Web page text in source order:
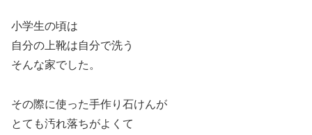
小学生の頃は
自分の上靴は自分で洗う
そんな家でした。
その際に使った手作り石けんが
とても汚れ落ちがよくて